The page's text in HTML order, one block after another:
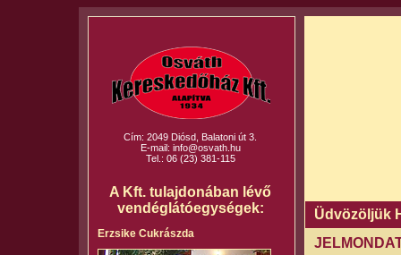
Cím: 2049 Diósd, Balatoni út 3.
E-mail: info@osvath.hu
Tel.: 06 (23) 381-115
A Kft. tulajdonában lévő
vendéglátóegységek:
Erzsike Cukrászda
Üdvözöljük